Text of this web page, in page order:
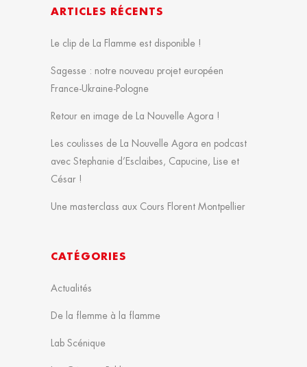
ARTICLES RÉCENTS
Le clip de La Flamme est disponible !
Sagesse : notre nouveau projet européen
France-Ukraine-Pologne
Retour en image de La Nouvelle Agora !
Les coulisses de La Nouvelle Agora en podcast
avec Stephanie d’Esclaibes, Capucine, Lise et
César !
Une masterclass aux Cours Florent Montpellier
CATÉGORIES
Actualités
De la flemme à la flamme
Lab Scénique